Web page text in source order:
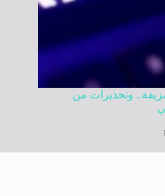
وتحذيرات من